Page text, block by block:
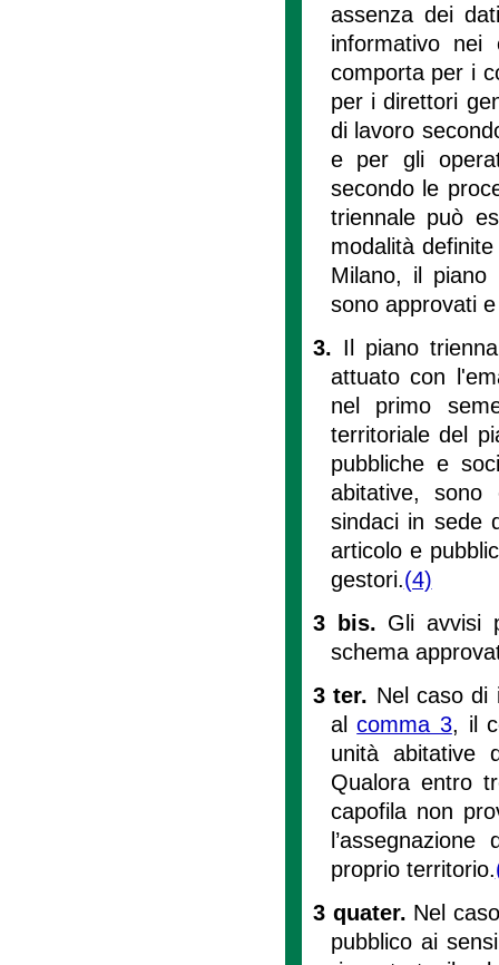
assenza dei
informativo nei
comporta per i
per i direttori
di lavoro
e per gli
secondo le
triennale può
modalità
Milano, il piano
sono approvati
3. Il piano
attuato con
nel primo
territoriale del
pubbliche e
abitative, sono
sindaci in sede
articolo e
gestori.(4)
3 bis. Gli avvisi
schema
3 ter. Nel caso di
alcomma 3, il
unità abitative
Qualora entro
capofila non
proprio territorio.
3 quater. Nel
pubblico ai